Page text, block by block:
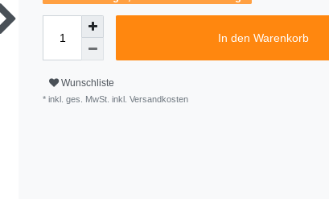
In den Warenkorb
Wunschliste
* inkl. ges. MwSt. inkl. Versandkosten